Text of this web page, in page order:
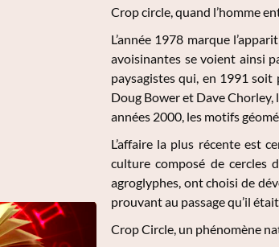
Crop circle, quand l’homme
L’année 1978 marque
avoisinantes se voient ainsi
paysagistes qui, en 1991 soit
Doug Bower et Dave Chorley,
années 2000, les motifs
L’affaire la plus récente est
culture composé de cercles
agroglyphes, ont choisi de
prouvant au passage qu’il
Crop Circle, un phénomène